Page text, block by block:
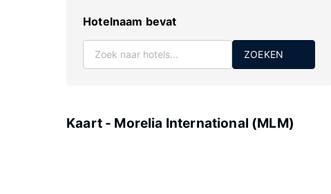
Hotelnaam bevat
ZOEKEN
Kaart - Morelia International (MLM)